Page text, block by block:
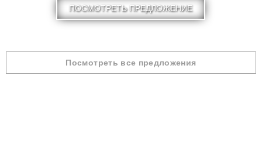
ПОСМОТРЕТЬ ПРЕДЛОЖЕНИЕ
Посмотреть все предложения